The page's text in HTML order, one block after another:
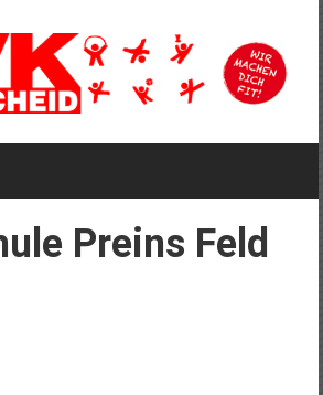
Preins Feld